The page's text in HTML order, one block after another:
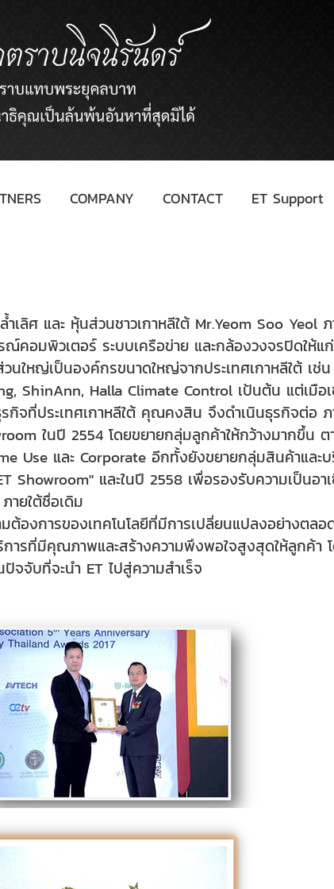
COMPANY CONTACT ET Support
ลิศ และ หุ้นส่วนชาวเกาหลีใต้ Mr.Yeom Soo Yeol
คอมพิวเตอร์ ระบบเครือข่าย และกล้องวงจรปิดให้แ
ใหญ่เป็นองค์กรขนาดใหญ่จากประเทศเกาหลีใต้ เช่
ShinAnn, Halla Climate Control เป้นต้น แต่เมือ
รกิจที่ประเทศเกาหลีใต้ คุณคงสิน จึงดำเนินธุรกิจต่อ
ในปี 2554 โดยขยายกลุ่มลูกค้าให้กว้างมากขึ้น ต
Use และ Corporate อีกทั้งยังขยายกลุ่มสินค้าและบ
และในปี 2558 เพื่อรองรับความเป็นอา
ายใต้ชื่อเดิม
องการของเทคโนโลยีที่มีการเปลี่ยนแปลงอย่างตลอ
รที่มีคุณภาพและสร้างความพึงพอใจสูงสุดให้ลูกค้า
จจับที่จะนำ ET ไปสู่ความสำเร็จ